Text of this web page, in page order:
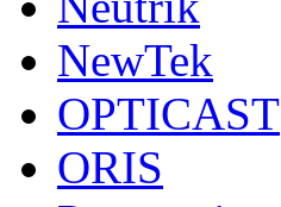
NewTek
OPTICAST
ORIS